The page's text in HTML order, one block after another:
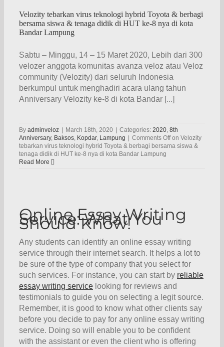
Velozity tebarkan virus teknologi hybrid Toyota & berbagi
bersama siswa & tenaga didik di HUT ke-8 nya di kota
Bandar Lampung
Sabtu – Minggu, 14 – 15 Maret 2020, Lebih dari 300
velozer anggota komunitas avanza veloz atau Veloz
community (Velozity) dari seluruh Indonesia
berkumpul untuk menghadiri acara ulang tahun
Anniversary Velozity ke-8 di kota Bandar [...]
By adminveloz March 18th, 2020 Categories: 2020, 8th
Anniversary, Baksos, Kopdar, Lampung Comments Offon Velozity
tebarkan virus teknologi hybrid Toyota & berbagi bersama siswa &
tenaga didik di HUT ke-8 nya di kota Bandar Lampung
Read More
Online Essay Writing
Service: What You
Should Know!
Any students can identify an online essay writing
service through their internet search. It helps a lot to
be sure of the type of company that you select for
such services. For instance, you can start by reliable
essay writing service looking for reviews and
testimonials to guide you on selecting a legit source.
Remember, it is good to know what other clients say
before you decide to pay for any online essay writing
service. Doing so will enable you to be confident
with the assistant or even the client who is offering